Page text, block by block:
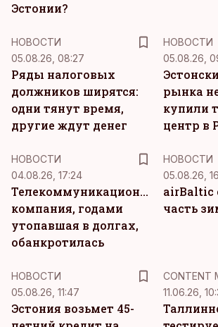
Эстонии?
НОВОСТИ
05.08.26, 08:27
Ряды налоговых
должников ширятся:
одни тянут время,
другие ждут денег
НОВОСТИ
05.08.26,
рынка
купили
центр в
НОВОСТИ
04.08.26, 17:24
Телекоммуникационная
компания, годами
утопавшая в долгах,
обанкротилась
НОВОСТИ
05.08.26,
airBaltic
часть
НОВОСТИ
05.08.26, 11:47
Эстония возьмет 45-
CONTENT
11.06.26,